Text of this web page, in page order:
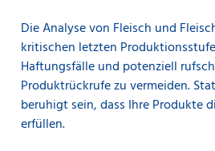
und Inline-Tests besteht.
Die Analyse von Fleisch und
kritischen letzten
Haftungsfälle und potenziell
Produktrückrufe zu vermeiden.
beruhigt sein, dass Ihre Produkte
erfüllen.